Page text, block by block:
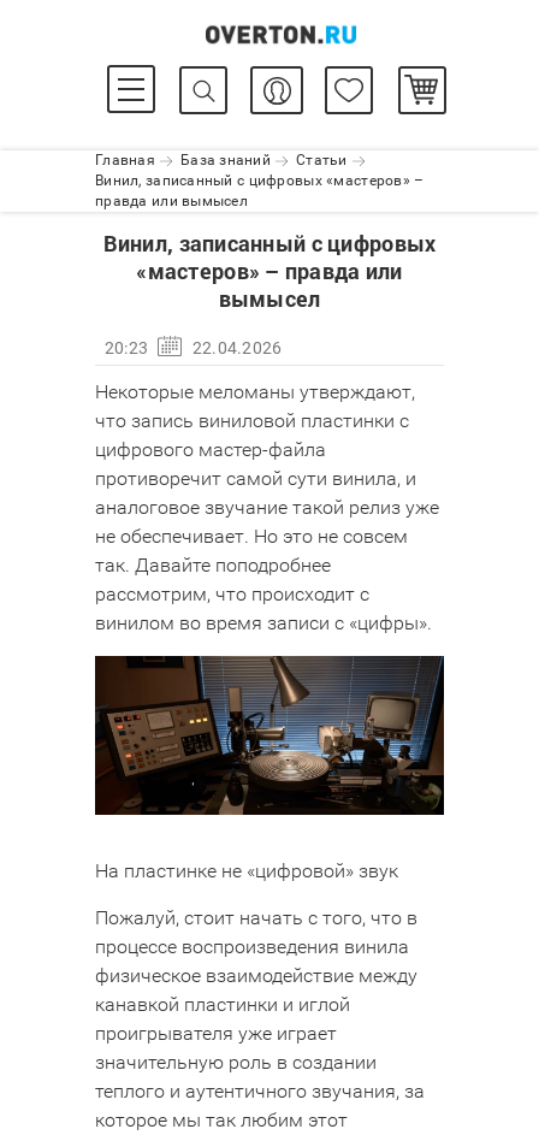
Главная База знаний
Статьи
Винил, записанный с цифровых «мастеров» –
правда или вымысел
Винил, записанный с цифровых
«мастеров» – правда или
вымысел
20:23 22.04.2026
Некоторые меломаны утверждают,
что запись виниловой пластинки с
цифрового мастер-файла
противоречит самой сути винила, и
аналоговое звучание такой релиз уже
не обеспечивает. Но это не совсем
так. Давайте поподробнее
рассмотрим, что происходит с
винилом во время записи с «цифры».
На пластинке не «цифровой» звук
Пожалуй, стоит начать с того, что в
процессе воспроизведения винила
физическое взаимодействие между
канавкой пластинки и иглой
проигрывателя уже играет
значительную роль в создании
теплого и аутентичного звучания, за
которое мы так любим этот